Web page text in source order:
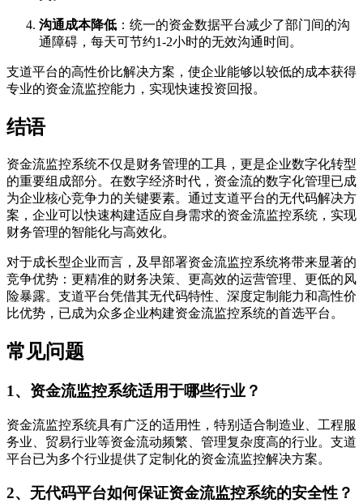
沟通成本降低 ：统一的资金数据平台减少了部门间的沟
通障碍，每天可节约1-2小时的无效沟通时间。
支道平台的高性价比解决方案，使企业能够以较低的成本获得
专业的资金流监控能力，实现快速投资回报。
结语
资金流监控系统不仅是财务管理的工具，更是企业数字化转型
的重要组成部分。在数字经济时代，资金流的数字化管理已成
为企业核心竞争力的关键要素。通过支道平台的无代码解决方
案，企业可以快速构建适应自身需求的资金流监控系统，实现
财务管理的智能化与高效化。
对于成长型企业而言，及早部署资金流监控系统将带来显著的
竞争优势：更精准的财务决策、更高效的运营管理、更低的风
险暴露。支道平台凭借其无代码特性、深度定制能力和高性价
比优势，已成为众多企业构建资金流监控系统的首选平台。
常见问题
1、资金流监控系统适用于哪些行业？
资金流监控系统具有广泛的适用性，特别适合制造业、工程服
务业、贸易行业等资金流动频繁、管理复杂度高的行业。支道
平台已为多个行业提供了定制化的资金流监控解决方案。
2、无代码平台如何保证资金流监控系统的安全性？